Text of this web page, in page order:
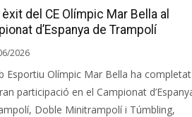
èxit del CE Olímpic Mar Bella al
d’Espanya de Trampolí
2026
Esportiu Olímpic Mar Bella ha completat
participació en el Campionat
Doble Minitrampolí i Túmbling,